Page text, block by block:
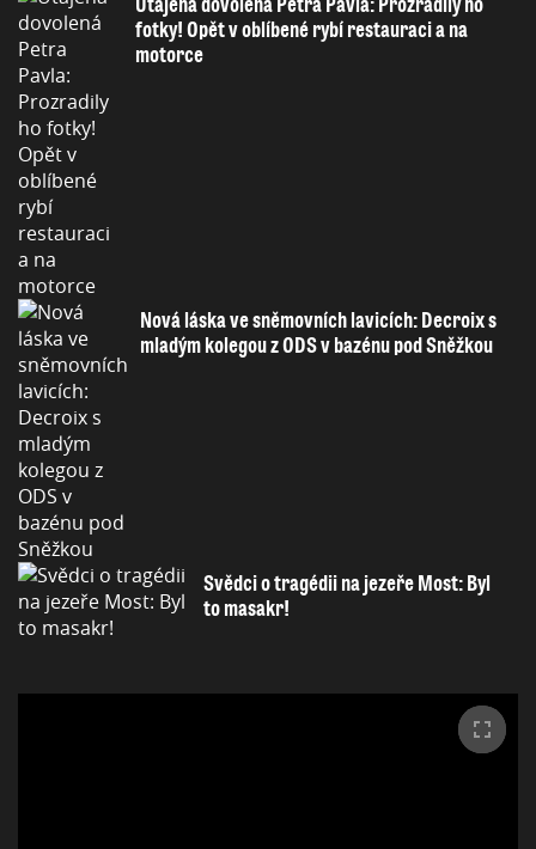
fotky! Opět v oblíbené rybí restauraci a na
motorce
Nová láska ve sněmovních lavicích: Decroix s
mladým kolegou z ODS v bazénu pod Sněžkou
Svědci o tragédii na jezeře Most: Byl
to masakr!